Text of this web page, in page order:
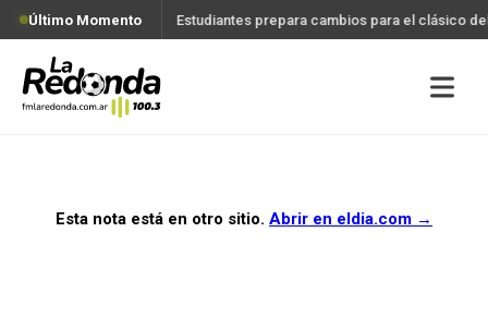
Último Momento Estudiantes prepara cambios para el clásico
Esta nota está en otro sitio. Abrir en eldia.com →